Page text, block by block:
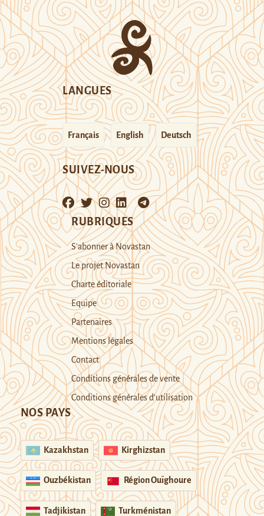
LANGUES
Français English Deutsch
SUIVEZ-NOUS
RUBRIQUES
S’abonner à Novastan
Le projet Novastan
Charte éditoriale
Equipe
Partenaires
Mentions légales
Contact
Conditions générales de vente
Conditions générales d’utilisation
NOS PAYS
Kazakhstan Kirghizstan
Ouzbékistan Région Ouïghoure
Tadjikistan Turkménistan